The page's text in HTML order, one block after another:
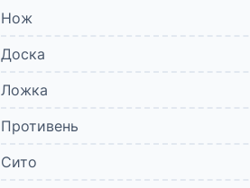
Нож
Доска
Ложка
Противень
Сито